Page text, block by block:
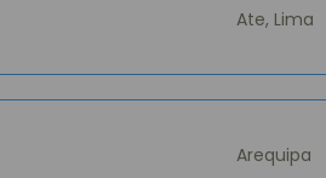
Ate, Lima
Arequipa